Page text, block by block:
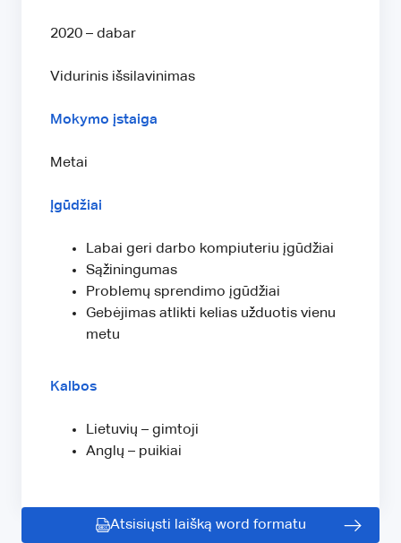
2020 – dabar
Vidurinis išsilavinimas
Mokymo įstaiga
Metai
Įgūdžiai
Labai geri darbo kompiuteriu įgūdžiai
Sąžiningumas
Problemų sprendimo įgūdžiai
Gebėjimas atlikti kelias užduotis vienu
metu
Kalbos
Lietuvių – gimtoji
Anglų – puikiai
Atsisiųsti laišką word formatu